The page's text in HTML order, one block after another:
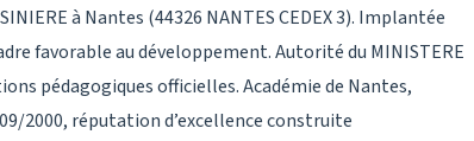
à Nantes (44326 NANTES CEDEX 3). Implantée
favorable au développement. Autorité du MINISTERE
pédagogiques officielles. Académie de Nantes,
2000, réputation d’excellence construite